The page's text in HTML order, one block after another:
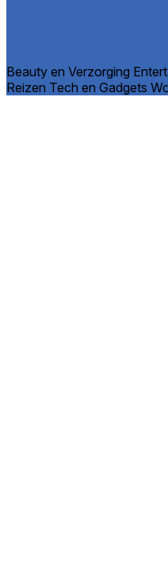
Beauty en Verzorging
Reizen Tech en Gadgets